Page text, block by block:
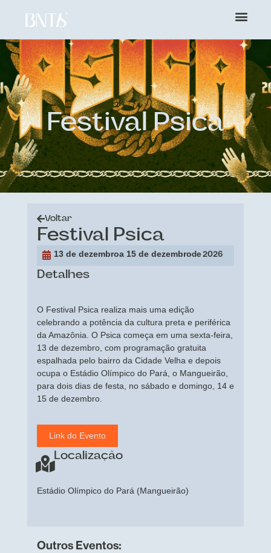
Festival Psica
Voltar
Festival Psica
13 de dezembroa 15 de dezembrode 2026
Detalhes
O Festival Psica realiza mais uma edição
celebrando a potência da cultura preta e periférica
da Amazônia. O Psica começa em uma sexta-feira,
13 de dezembro, com programação gratuita
espalhada pelo bairro da Cidade Velha e depois
ocupa o Estádio Olímpico do Pará, o Mangueirão,
para dois dias de festa, no sábado e domingo, 14 e
15 de dezembro.
Link do Evento
Localização
Estádio Olímpico do Pará (Mangueirão)
Outros Eventos: